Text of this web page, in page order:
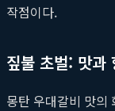
작점이다.
짚불 초벌: 맛과
몽탄 우대갈비 맛의